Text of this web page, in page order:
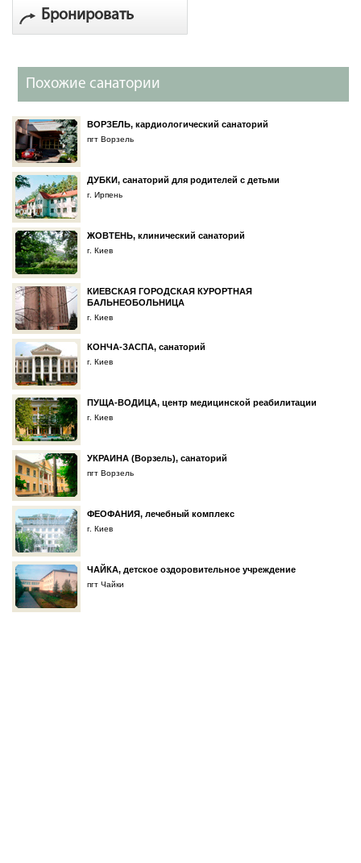
Бронировать
Похожие санатории
ВОРЗЕЛЬ, кардиологический санаторий
пгт Ворзель
ДУБКИ, санаторий для родителей с детьми
г. Ирпень
ЖОВТЕНЬ, клинический санаторий
г. Киев
КИЕВСКАЯ ГОРОДСКАЯ КУРОРТНАЯ
БАЛЬНЕОБОЛЬНИЦА
г. Киев
КОНЧА-ЗАСПА, санаторий
г. Киев
ПУЩА-ВОДИЦА, центр медицинской реабилитации
г. Киев
УКРАИНА (Ворзель), санаторий
пгт Ворзель
ФЕОФАНИЯ, лечебный комплекс
г. Киев
ЧАЙКА, детское оздоровительное учреждение
пгт Чайки